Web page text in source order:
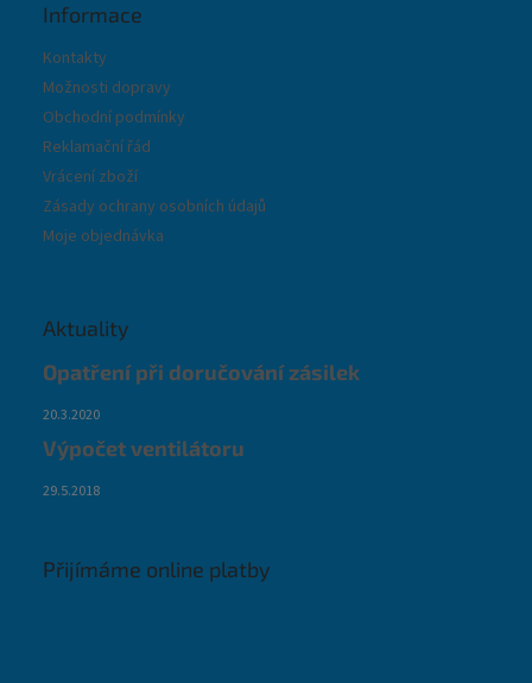
Informace
Kontakty
Možnosti dopravy
Obchodní podmínky
Reklamační řád
Vrácení zboží
Zásady ochrany osobních údajů
Moje objednávka
Aktuality
Opatření při doručování zásilek
20.3.2020
Výpočet ventilátoru
29.5.2018
Přijímáme online platby